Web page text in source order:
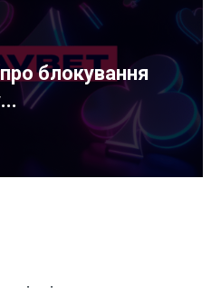
блокування